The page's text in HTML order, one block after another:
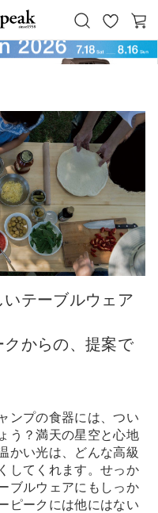
お
気
り
カ
ー
テーブルウェア
からの、提案で
ンプの食器には、つい
う？満天の星空と心地
かい光は、どんな高級
してくれます。せっか
ブルウェアにもしっか
ピークには他にはない